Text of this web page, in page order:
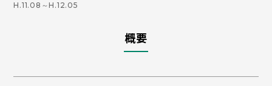
H.11.08～H.12.05
概要